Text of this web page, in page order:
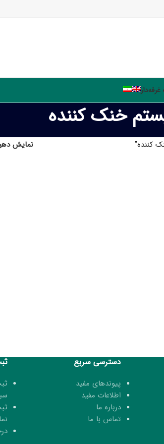
خنک کننده
کننده” نمایش
دسترسی سریع
پیوندهای مفید
اطلاعات مفید
درباره ما
تماس با ما